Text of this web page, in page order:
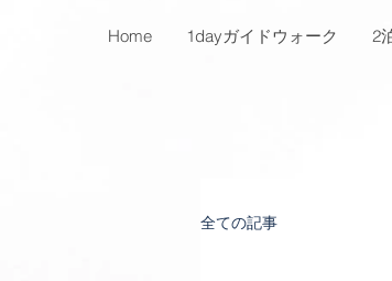
Home 1dayガイドウォーク 2
全ての記事